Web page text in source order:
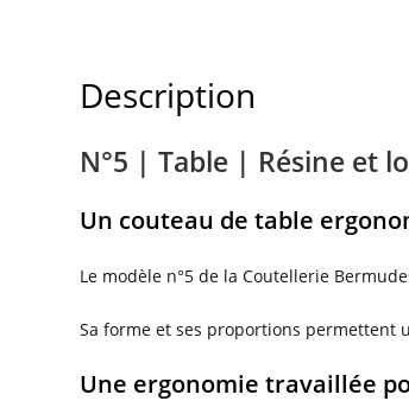
Description
N°5 | Table | Résine et
Un couteau de table
Le modèle n°5 de la Coutellerie
Sa forme et ses proportions permettent
Une ergonomie travaillée